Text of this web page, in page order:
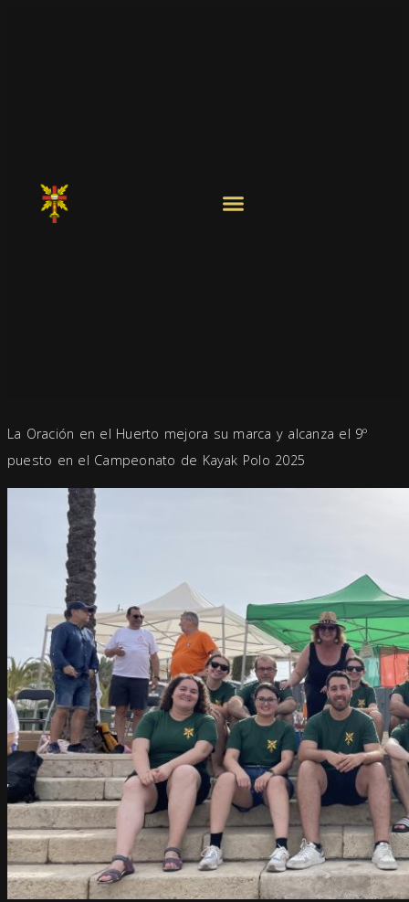
La Oración en el Huerto mejora su marca y alcanza el 9º
puesto en el Campeonato de Kayak Polo 2025